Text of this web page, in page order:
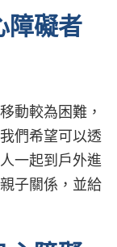
障礙者
動較為困難，
們希望可以透
一起到戶外進
子關係，並給